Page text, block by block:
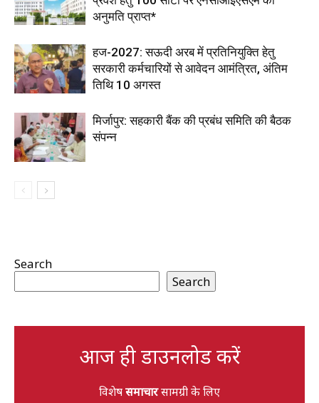
अनुमति प्राप्त*
हज-2027: सऊदी अरब में प्रतिनियुक्ति हेतु
सरकारी कर्मचारियों से आवेदन आमंत्रित, अंतिम
तिथि 10 अगस्त
मिर्जापुर: सहकारी बैंक की प्रबंध समिति की बैठक
संपन्न
Search
Search
आज ही डाउनलोड करें
विशेषसमाचारसामग्री के लिए